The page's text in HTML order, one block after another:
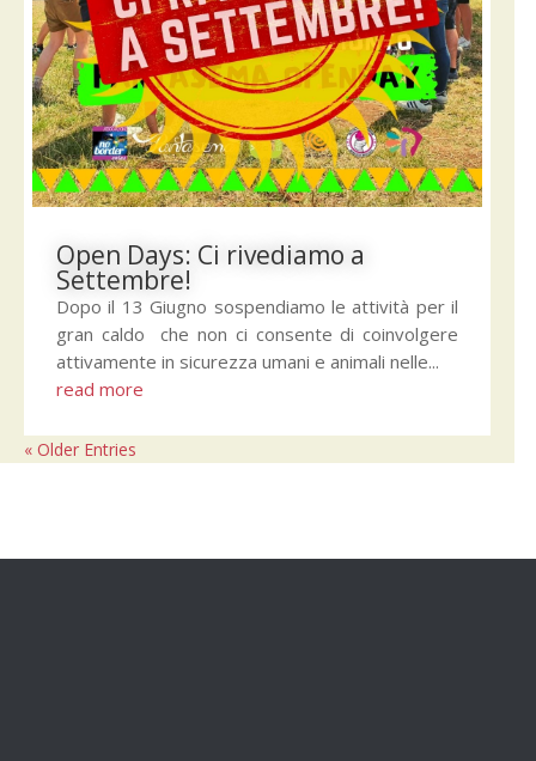
Open Days: Ci rivediamo a
Settembre!
Dopo il 13 Giugno sospendiamo le attività per il
gran caldo che non ci consente di coinvolgere
attivamente in sicurezza umani e animali nelle...
read more
« Older Entries